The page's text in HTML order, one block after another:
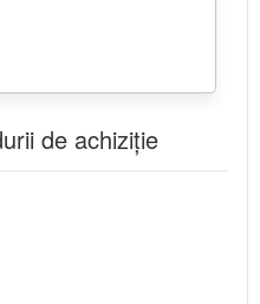
de achiziție